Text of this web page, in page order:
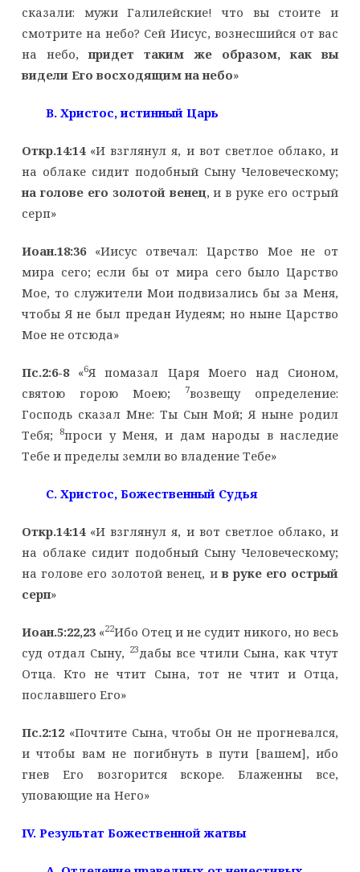
сказали: мужи Галилейские! что вы стоите и
смотрите на небо? Сей Иисус, вознесшийся от вас
на небо,придет таким же образом, как вы
видели Его восходящим на небо»
B. Христос, истинный Царь
Откр.14:14«И взглянул я, и вот светлое облако, и
на облаке сидит подобный Сыну Человеческому;
на голове его золотой венец, и в руке его острый
серп»
Иоан.18:36«Иисус отвечал: Царство Мое не от
мира сего; если бы от мира сего было Царство
Мое, то служители Мои подвизались бы за Меня,
чтобы Я не был предан Иудеям; но ныне Царство
Мое не отсюда»
Пс.2:6-8«6Я помазал Царя Моего над Сионом,
святою горою Моею;
7возвещу определение:
Господь сказал Мне: Ты Сын Мой; Я ныне родил
Тебя;
8проси у Меня, и дам народы в наследие
Тебе и пределы земли во владение Тебе»
C. Христос, Божественный Судья
Откр.14:14«И взглянул я, и вот светлое облако, и
на облаке сидит подобный Сыну Человеческому;
на голове его золотой венец, ив руке его острый
серп»
Иоан.5:22,23«22Ибо Отец и не судит никого, но весь
суд отдал Сыну, 23 дабы все чтили Сына, как чтут
Отца. Кто не чтит Сына, тот не чтит и Отца,
пославшего Его»
Пс.2:12«Почтите Сына, чтобы Он не прогневался,
и чтобы вам не погибнуть в пути [вашем], ибо
гнев Его возгорится вскоре. Блаженны все,
уповающие на Него»
IV. Результат Божественной жатвы